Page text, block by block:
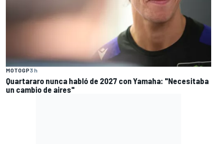
MOTOGP3 h
Quartararo nunca habló de 2027 con Yamaha: "Necesitaba
un cambio de aires"